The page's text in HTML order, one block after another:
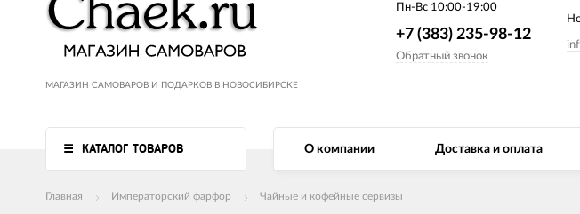
МАГАЗИН САМОВАРОВ И ПОДАРКОВ В НОВОСИБИРСКЕ
Пн-Вс 10:00-19:00
+7 (383) 235-98-12
Обратный звонок
КАТАЛОГ ТОВАРОВ О компании Доставка и оплата
Главная Императорский фарфор Чайные и кофейные сервизы